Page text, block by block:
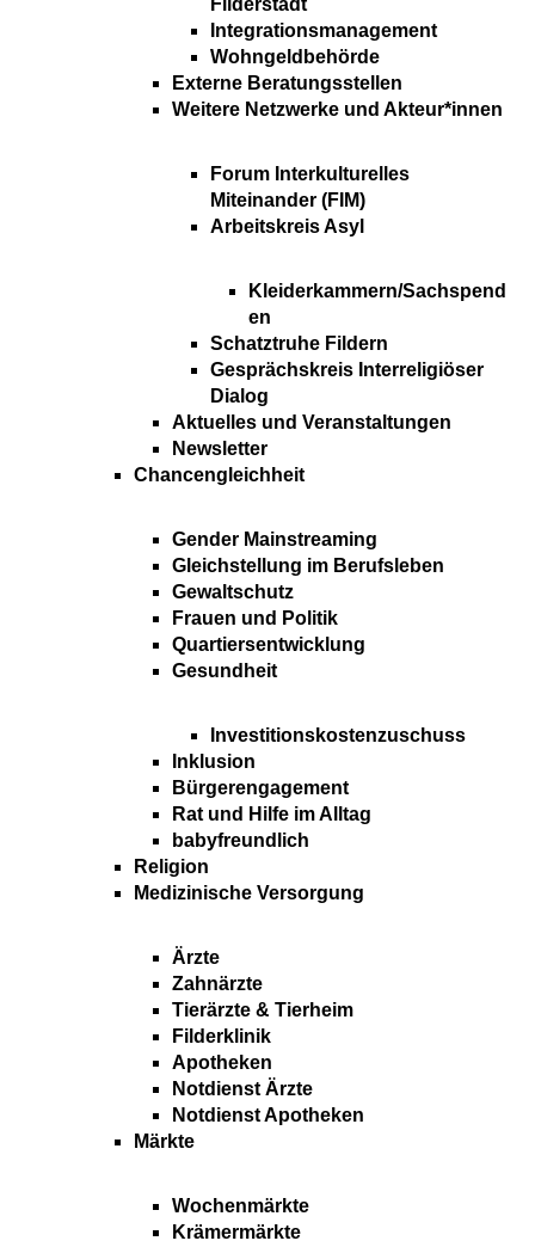
Filderstadt
Integrationsmanagement
Wohngeldbehörde
Externe Beratungsstellen
Weitere Netzwerke und Akteur*innen
Forum Interkulturelles
Miteinander (FIM)
Arbeitskreis Asyl
Kleiderkammern/Sachspend
en
Schatztruhe Fildern
Gesprächskreis Interreligiöser
Dialog
Aktuelles und Veranstaltungen
Newsletter
Chancengleichheit
Gender Mainstreaming
Gleichstellung im Berufsleben
Gewaltschutz
Frauen und Politik
Quartiersentwicklung
Gesundheit
Investitionskostenzuschuss
Inklusion
Bürgerengagement
Rat und Hilfe im Alltag
babyfreundlich
Religion
Medizinische Versorgung
Ärzte
Zahnärzte
Tierärzte & Tierheim
Filderklinik
Apotheken
Notdienst Ärzte
Notdienst Apotheken
Märkte
Wochenmärkte
Krämermärkte